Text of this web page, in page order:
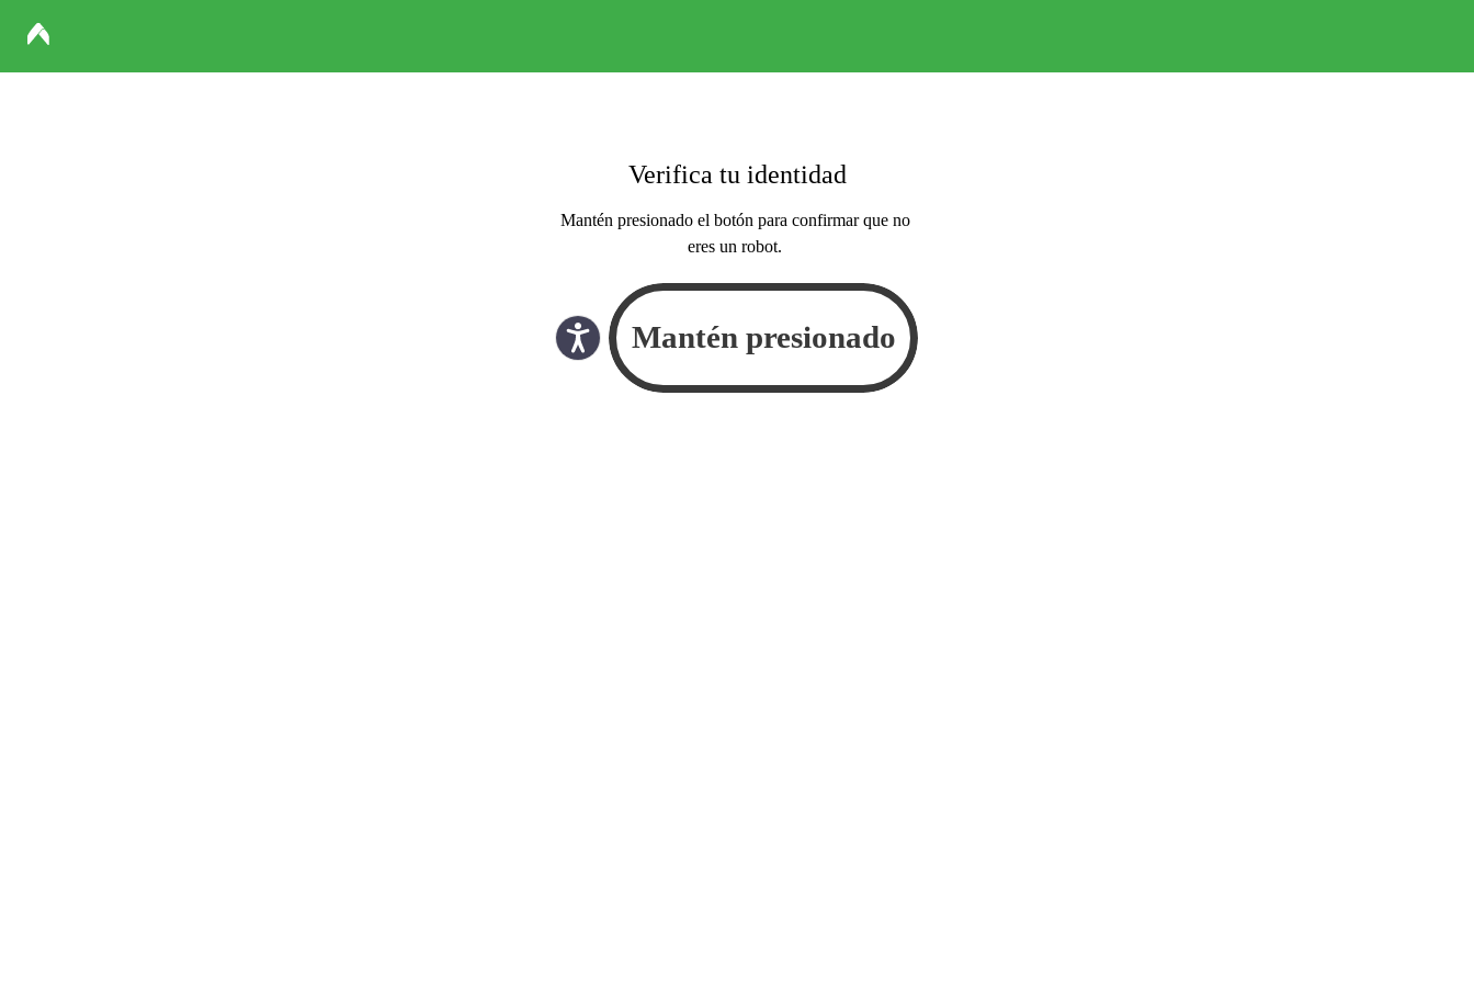
Verifica tu identidad
Mantén presionado el botón para confirmar que no
eres un robot.